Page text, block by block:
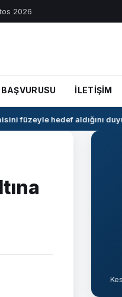
2026
İLETİŞİM
füzeyle hedef aldığını